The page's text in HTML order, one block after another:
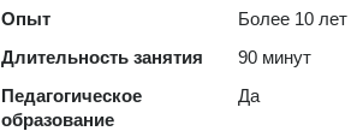
Опыт
Более 10 лет
Длительность занятия
90 минут
Педагогическое
образование
Да